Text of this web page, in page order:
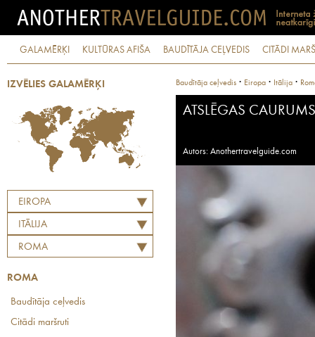
GALAMĒRĶI KULTŪRAS AFIŠA BAUDĪTĀJA CEĻVEDIS CITĀDI
IZVĒLIES GALAMĒRĶI
EIROPA
ITĀLIJA
ROMA
ROMA
Baudītāja ceļvedis
Citādi maršruti
Baudītāja ceļvedis · Eiropa · Itālija ·
ATSLĒGAS CAURUMS
Autors: Anothertravelguide.com